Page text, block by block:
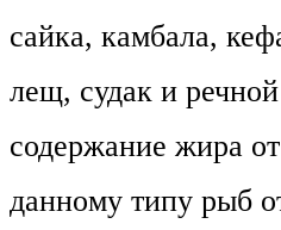
сайка, камбала,
лещ, судак и
содержание жира
данному типу рыб